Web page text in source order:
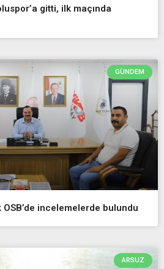
gitti, ilk maçında
GÜNDEM
OSB’de incelemelerde bulundu
ARSUZ